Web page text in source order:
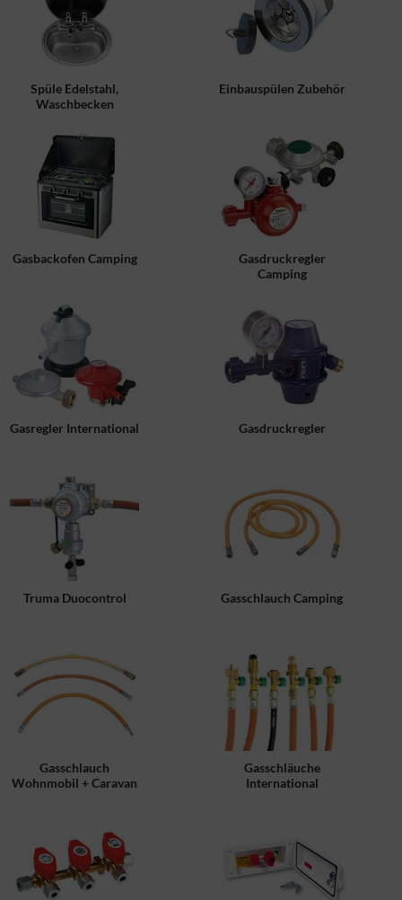
Spüle Edelstahl,
Waschbecken
Einbauspülen Zubehör
Gasbackofen Camping
Gasdruckregler
Camping
Gasregler International Gasdruckregler
Truma Duocontrol Gasschlauch Camping
Gasschlauch
Wohnmobil + Caravan
Gasschläuche
International